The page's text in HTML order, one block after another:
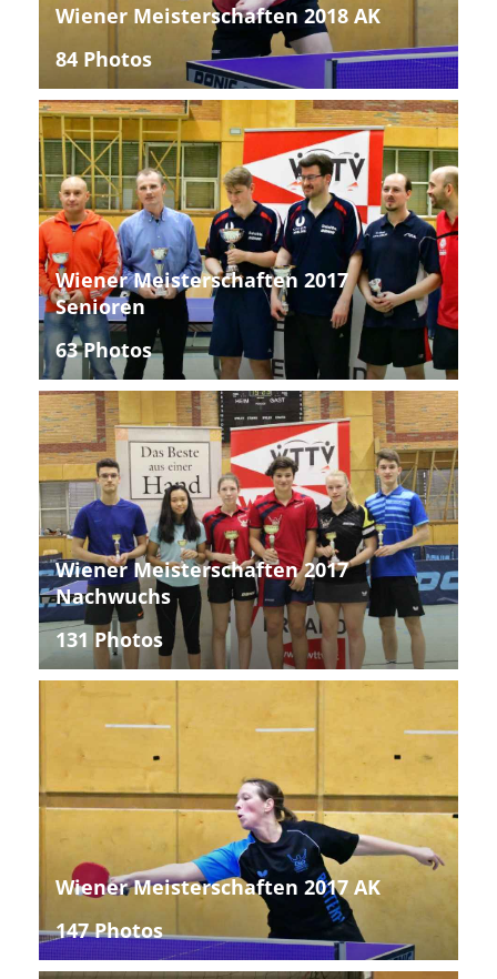
Wiener Meisterschaften 2018 AK
84 Photos
Wiener Meisterschaften 2017
Senioren
63 Photos
Wiener Meisterschaften 2017
Nachwuchs
131 Photos
Wiener Meisterschaften 2017 AK
147 Photos